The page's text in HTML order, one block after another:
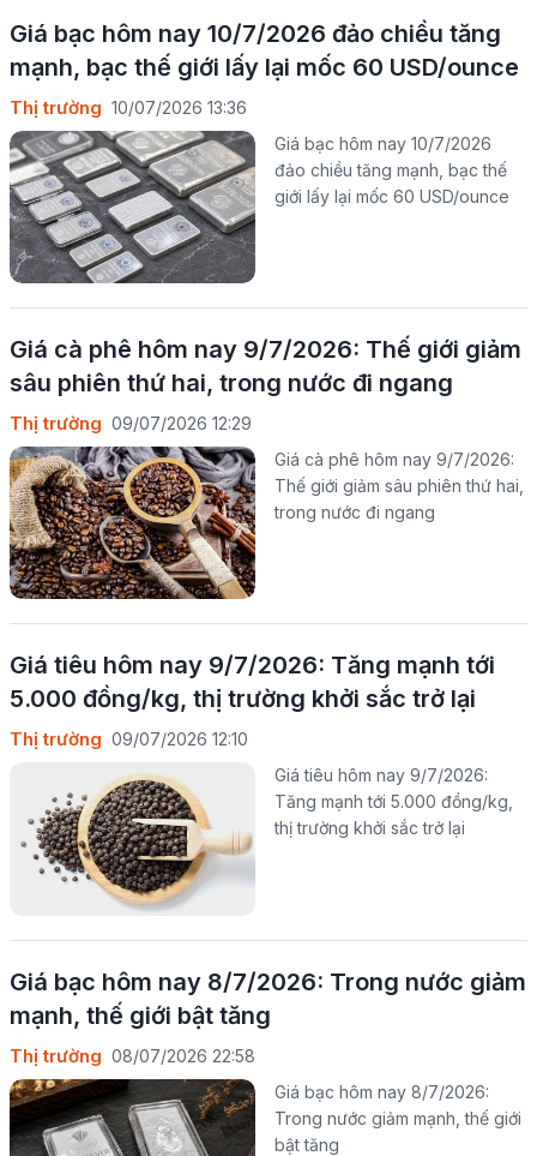
Giá bạc hôm nay 10/7/2026 đảo chiều tăng
mạnh, bạc thế giới lấy lại mốc 60 USD/ounce
Thị trường 10/07/2026 13:36
Giá bạc hôm nay 10/7/2026
đảo chiều tăng mạnh, bạc thế
giới lấy lại mốc 60 USD/ounce
Giá cà phê hôm nay 9/7/2026: Thế giới giảm
sâu phiên thứ hai, trong nước đi ngang
Thị trường 09/07/2026 12:29
Giá cà phê hôm nay 9/7/2026:
Thế giới giảm sâu phiên thứ hai,
trong nước đi ngang
Giá tiêu hôm nay 9/7/2026: Tăng mạnh tới
5.000 đồng/kg, thị trường khởi sắc trở lại
Thị trường 09/07/2026 12:10
Giá tiêu hôm nay 9/7/2026:
Tăng mạnh tới 5.000 đồng/kg,
thị trường khởi sắc trở lại
Giá bạc hôm nay 8/7/2026: Trong nước giảm
mạnh, thế giới bật tăng
Thị trường 08/07/2026 22:58
Giá bạc hôm nay 8/7/2026:
Trong nước giảm mạnh, thế giới
bật tăng